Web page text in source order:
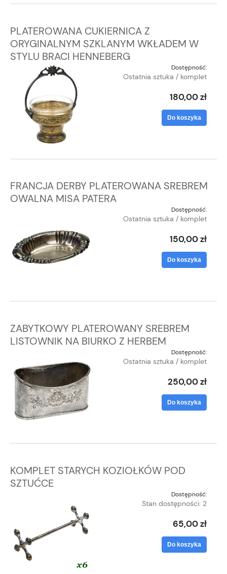
PLATEROWANA CUKIERNICA Z
ORYGINALNYM SZKLANYM WKŁADEM W
STYLU BRACI HENNEBERG
Dostępność:
Ostatnia sztuka / komplet
180,00 zł
Do koszyka
FRANCJA DERBY PLATEROWANA SREBREM
OWALNA MISA PATERA
Dostępność:
Ostatnia sztuka / komplet
150,00 zł
Do koszyka
ZABYTKOWY PLATEROWANY SREBREM
LISTOWNIK NA BIURKO Z HERBEM
Dostępność:
Ostatnia sztuka / komplet
250,00 zł
Do koszyka
KOMPLET STARYCH KOZIOŁKÓW POD
SZTUĆCE
Dostępność:
Stan dostępności: 2
65,00 zł
Do koszyka